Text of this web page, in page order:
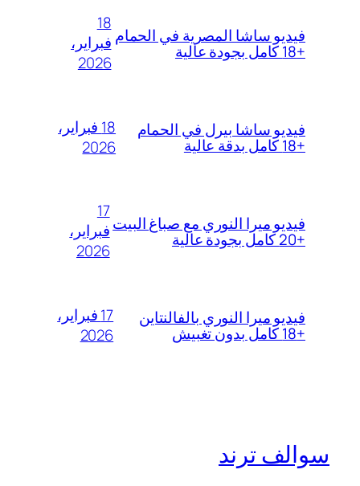
فيديو ساشا المصرية في الحمام
+18 كامل بجودة عالية
18
فبراير،
2026
فيديو ساشا بيرل في الحمام
+18 كامل بدقة عالية
18 فبراير،
2026
فيديو ميرا النوري مع صباغ البيت
+20 كامل بجودة عالية
17
فبراير،
2026
فيديو ميرا النوري بالفالنتاين
+18 كامل بدون تغبيش
17 فبراير،
2026
سوالف ترند